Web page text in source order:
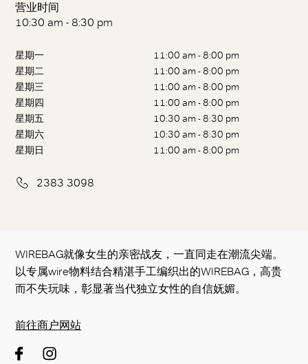
营业时间
10:30 am - 8:30 pm
星期一
11:00 am - 8:00 pm
星期二
11:00 am - 8:00 pm
星期三
11:00 am - 8:00 pm
星期四
11:00 am - 8:00 pm
星期五
10:30 am - 8:30 pm
星期六
10:30 am - 8:30 pm
星期日
11:00 am - 8:00 pm
2383 3098
WIREBAG就像女生的亲密战友，一直同走在潮流尖端。
以专属wire物料结合精湛手工编织出的WIREBAG，高贵
而不失玩味，彰显著当代独立女性的自信妩媚。
前往商户网站